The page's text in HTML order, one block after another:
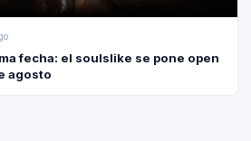
fecha: el soulslike se pone open
agosto